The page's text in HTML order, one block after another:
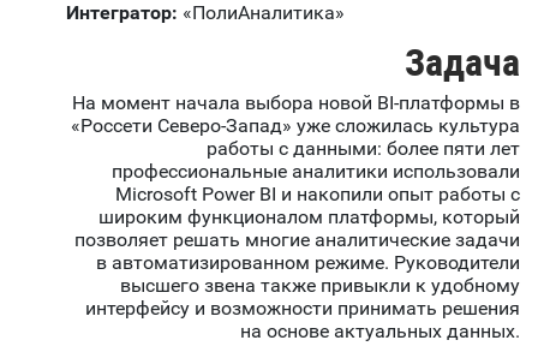
Интегратор: «ПолиАналитика»
Задача
На момент начала выбора новой BI-платформы в
«Россети Северо-Запад» уже сложилась культура
работы с данными: более пяти лет
профессиональные аналитики использовали
Microsoft Power BI и накопили опыт работы с
широким функционалом платформы, который
позволяет решать многие аналитические задачи
в автоматизированном режиме. Руководители
высшего звена также привыкли к удобному
интерфейсу и возможности принимать решения
на основе актуальных данных.